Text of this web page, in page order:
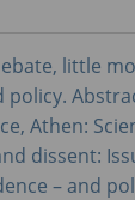
little
policy.
Athen:
dissent:
– and